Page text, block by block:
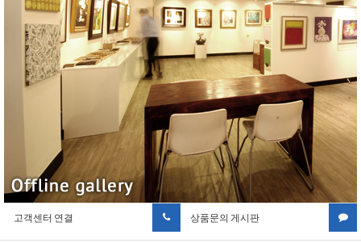
고객센터 연결 상품문의 게시판